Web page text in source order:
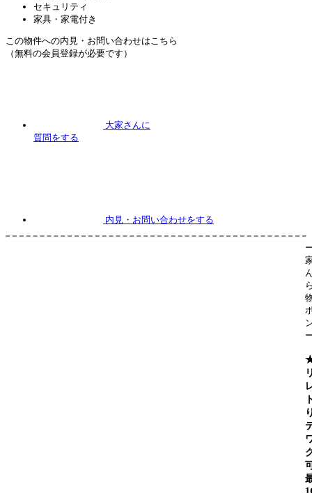
セキュリティ
家具・家電付き
この物件への内見・お問い合わせはこちら
（無料の会員登録が必要です）
大家さんに
質問をする
内見 ・お問い合わせをする